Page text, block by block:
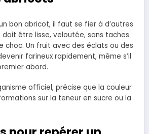
bon abricot, il faut se fier à d’autres
doit être lisse, veloutée, sans taches
choc. Un fruit avec des éclats ou des
farineux rapidement, même s’il
abord.
officiel, précise que la couleur
sur la teneur en sucre ou la